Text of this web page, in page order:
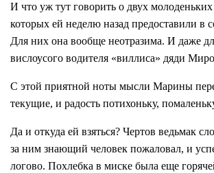
И что уж тут говорить о двух молоденьких
которых ей неделю назад предоставили в
Для них она вообще неотразима. И даже
вислоусого водителя «виллиса» дяди
С этой приятной ноты мысли Марины
текущие, и радость потихоньку,
Да и откуда ей взяться? Чертов ведьмак
за ним знающий человек пожаловал, и
логово. Похлебка в миске была еще